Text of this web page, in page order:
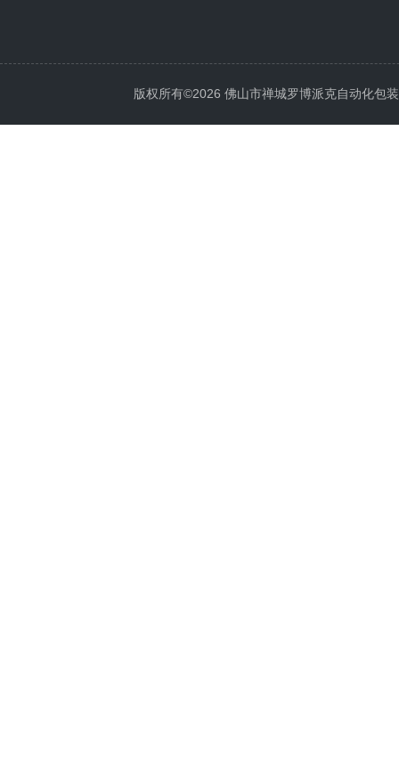
版权所有©2026 佛山市禅城罗博派克自动化